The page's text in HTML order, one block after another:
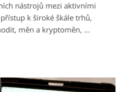
nástrojů mezi aktivními
k široké škále trhů,
měn a kryptoměn, ...